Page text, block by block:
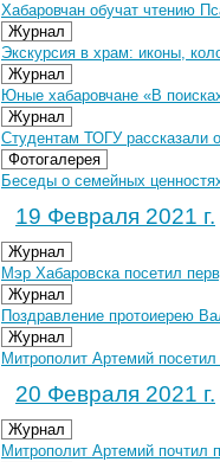
Хабаровчан обучат чтению
Журнал
Экскурсия в храм: иконы,
Журнал
Юные хабаровчане «В
Журнал
Студентам ТОГУ рассказали
Фотогалерея
Беседы о семейных
19 Февраля 2021 г.
Журнал
Мэр Хабаровска посетил
Журнал
Поздравление протоиерею
Журнал
Митрополит Артемий
20 Февраля 2021 г.
Журнал
Митрополит Артемий почтил